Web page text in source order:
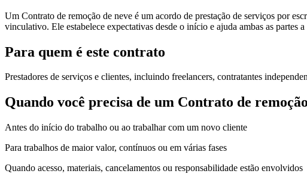
Um Contrato de remoção de neve é um acordo de prestação de serviços por
vinculativo. Ele estabelece expectativas desde o início e ajuda ambas as partes
Para quem é este contrato
Prestadores de serviços e clientes, incluindo freelancers, contratantes
Quando você precisa de um Contrato de
Antes do início do trabalho ou ao trabalhar com um novo cliente
Para trabalhos de maior valor, contínuos ou em várias fases
Quando acesso, materiais, cancelamentos ou responsabilidade estão envolvidos